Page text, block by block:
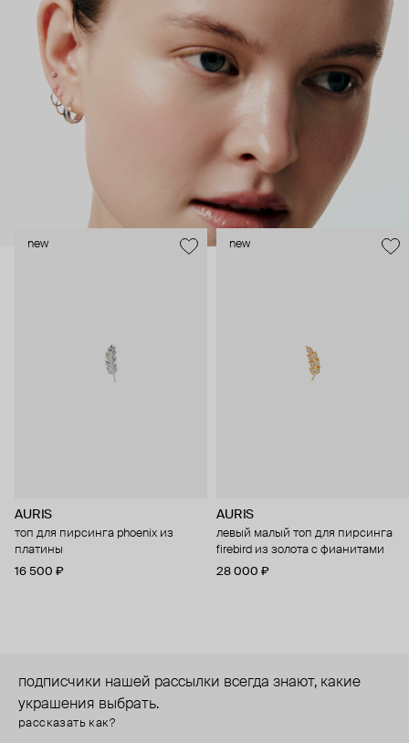
как профессиональные пирсеры (они отвечают за
безопасность и эргономичность пирсинга), так и ювелирные
стилисты (благодаря им дизайн соответствует трендам, а
украшения легко сочетаются между собой).
Украшения AURIS – для тех, кто открыто выражает себя, но
делает это интеллигентно и по-взрослому.
new
AURIS
топ для пирсинга phoenix из
платины
16 500 ₽
new
AURIS
левый малый топ для пирсинга
firebird из золота с фианитами
28 000 ₽
подписчики нашей рассылки всегда знают, какие
украшения выбрать.
рассказать как?